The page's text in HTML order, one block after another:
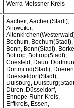
Werra-Meissner-Kreis
Aachen, Aachen(Stadt),
Ahrweiler,
Bochum, Bochum(Stadt),
Bonn, Bonn(Stadt),
Bottrop, Bottrop(Stadt),
Coesfeld, Daun,
Dortmund(Stadt),
Duesseldorf(Stadt),
Duisburg,
Düren, Düsseldorf,
Ennepe-Ruhr-Kreis,
Erftkreis, Essen,